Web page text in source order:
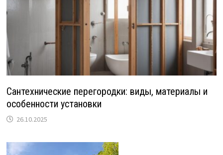
Сантехнические перегородки: виды, материалы и
особенности установки
26.10.2025